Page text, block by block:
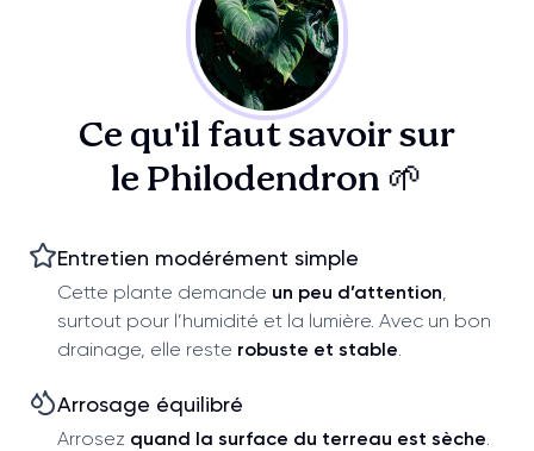
Ce qu'il faut savoir sur
le Philodendron 🌱
Entretien modérément simple
Cette plante demande un peu d’attention
surtout pour l’humidité et la lumière. Avec un bon
drainage, elle reste robuste et stable
Arrosage équilibré
Arrosez quand la surface du terreau est sèche